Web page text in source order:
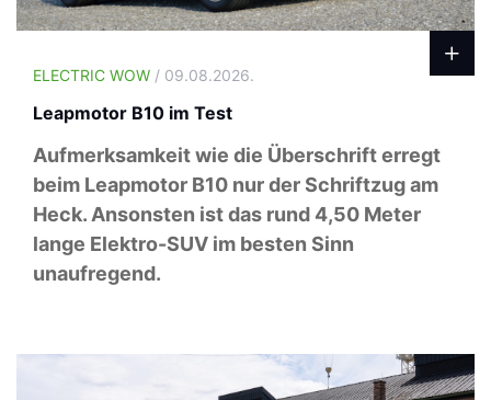
ELECTRIC WOW / 09.08.2026.
Leapmotor B10 im Test
Aufmerksamkeit wie die Überschrift erregt
beim Leapmotor B10 nur der Schriftzug am
Heck. Ansonsten ist das rund 4,50 Meter
lange Elektro-SUV im besten Sinn
unaufregend.